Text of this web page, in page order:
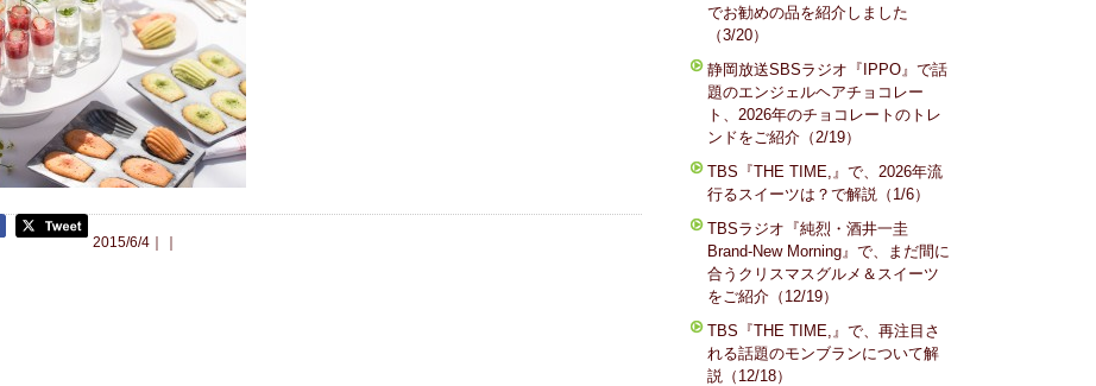
2015/6/4｜｜
でお勧めの品を紹介しました
（3/20）
静岡放送SBSラジオ『IPPO』で話
題のエンジェルヘアチョコレー
ト、2026年のチョコレートのトレ
ンドをご紹介（2/19）
TBS『THE TIME,』で、2026年流
行るスイーツは？で解説（1/6）
TBSラジオ『純烈・酒井一圭
Brand-New Morning』で、まだ間に
合うクリスマスグルメ＆スイーツ
をご紹介（12/19）
TBS『THE TIME,』で、再注目さ
れる話題のモンブランについて解
説（12/18）